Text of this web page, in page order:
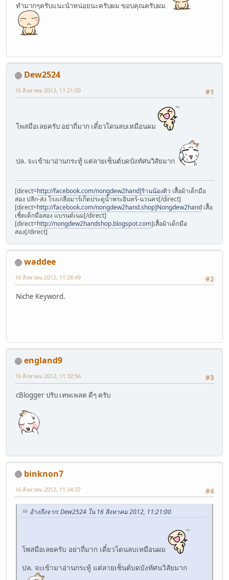
ทำมากๆครับแนะนำหน่อยนะครับผม ขอบคุณครับผม
Dew2524
#1
16 สิงหาคม 2012, 11:21:00
โพสมือเลยครับ อย่าถี่มาก เดี๋ยวโดนลบเหมือนผม
ปล. จะเข้ามาอ่านกระทู้ แต่ลายเซ็นต์บดบังทัศนวิสัยมาก
[direct=http://facebook.com/nongdew2hand]ร้านน้องดิว เสื้อผ้าเด็กมือ
สอง ปลีก-ส่ง โรงเกลือมาร์เก็ตประตูน้ำพระอินทร์-นวนคร[/direct]
[direct=http://facebook.com/nongdew2hand.shop]Nongdew2hand เสื้อ
เชิ้ตเด็กมือสอง แบรนด์เนม[/direct]
[direct=http://nongdew2handshop.blogspot.com]เสื้อผ้าเด็กมือ
สอง[/direct]
waddee
#2
16 สิงหาคม 2012, 11:28:49
Niche Keyword.
england9
#3
16 สิงหาคม 2012, 11:32:56
cBlogger ปรับ เทพเพลต ดีๆ ครับ
binknon7
#4
16 สิงหาคม 2012, 11:34:37
อ้างถึงจาก: Dew2524 ใน 16 สิงหาคม 2012, 11:21:00
โพสมือเลยครับ อย่าถี่มาก เดี๋ยวโดนลบเหมือนผม
ปล. จะเข้ามาอ่านกระทู้ แต่ลายเซ็นต์บดบังทัศนวิสัยมาก